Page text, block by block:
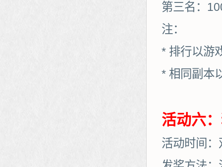
第三名：
注：
* 排行以游
* 相同副本
活动六
活动时间